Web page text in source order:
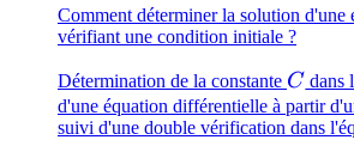
Comment déterminer la solution
vérifiant une condition initiale ?
Détermination de la constante C
C dans
d'une équation différentielle à partir
suivi d'une double vérification dans